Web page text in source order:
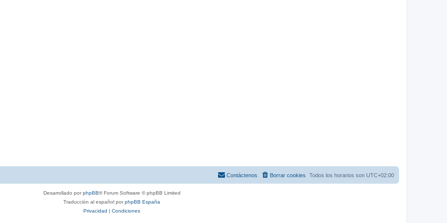
Todos los horarios son UTC+02:00
Borrar cookies
Contáctenos
Desarrollado porphpBB® Forum Software © phpBB Limited
Traducción al español porphpBB España
Privacidad | Condiciones